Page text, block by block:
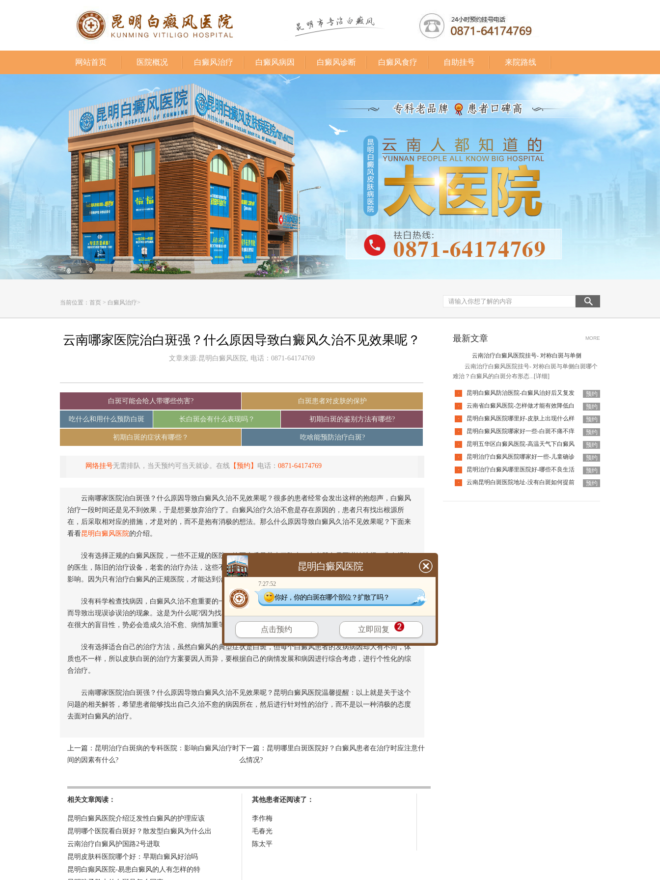
网站首页 医院概况 白癜风治疗 白癜风病因 白癜风诊断 白癜风食疗 自助挂号 来院路线
当前位置： 首页 > 白癜风治疗>
云南哪家医院治白斑强？什么原因导致白癜风久治不见效果呢？
文章来源:昆明白癜风医院, 电话：0871-64174769
白斑可能会给人带哪些伤害? 白斑患者对皮肤的保护
吃什么和用什么预防白斑 长白斑会有什么表现吗？ 初期白斑的鉴别方法有哪些?
初期白斑的症状有哪些？ 吃啥能预防治疗白斑?
网络挂号无需排队，当天预约可当天就诊。在线 【预约】 电话： 0871-64174769
云南哪家医院治白斑强？什么原因导致白癜风久治不见效果呢？很多的患者经常会发出这样的抱怨声，白癜风
治疗一段时间还是见不到效果，于是想要放弃治疗了。白癜风治疗久治不愈是存在原因的，患者只有找出根源所
在，后采取相对应的措施，才是对的，而不是抱有消极的想法。那么什么原因导致白癜风久治不见效果呢？下面来
看看昆明白癜风医院的介绍。
没有选择正规的白癜风医院，一些不正规的医院，给医疗质量带来了隐患，患者朋友需要谨慎选择。非有经验
的医生，陈旧的治疗设备，老套的治疗办法，这些不仅对白癜风的治疗没帮助，而且还会给后续的治疗带来不良的
影响。因为只有治疗白癜风的正规医院，才能达到治疗的目的。
没有科学检查找病因，白癜风久治不愈重要的一个原因就是患者没有进行规范检测，没有找准白斑发病原因，
而导致出现误诊误治的现象。这是为什么呢?因为找不到真正的致病因素，所以就不能进行对因对症治疗，治疗上存
在很大的盲目性，势必会造成久治不愈、病情加重等不良后果。
没有选择适合自己的治疗方法，虽然白癜风的典型症状是白斑，但每个白癜风患者的发病病因却大有不同，体
质也不一样，所以皮肤白斑的治疗方案要因人而异，要根据自己的病情发展和病因进行综合考虑，进行个性化的综
合治疗。
云南哪家医院治白斑强？什么原因导致白癜风久治不见效果呢？昆明白癜风医院温馨提醒：以上就是关于这个
问题的相关解答，希望患者能够找出自己久治不愈的病因所在，然后进行针对性的治疗，而不是以一种消极的态度
去面对白癜风的治疗。
上一篇： 昆明治疗白斑病的专科医院：影响白癜风治疗时
间的因素有什么?
下一篇： 昆明哪里白斑医院好？白癜风患者在治疗时应注意什
么情况?
相关文章阅读：
昆明白癜风医院介绍泛发性白癜风的护理应该
昆明哪个医院看白斑好？散发型白癜风为什么出
云南治疗白癜风护国路2号进取
昆明皮肤科医院哪个好：早期白癜风好治吗
昆明白癫风医院-易患白癜风的人有怎样的特
其他患者还阅读了：
李作梅
毛春光
陈太平
最新文章 MORE
云南治疗白癜风医院挂号- 对称白斑与单侧
云南治疗白癜风医院挂号- 对称白斑与单侧白斑哪个
难治？白癜风的白斑分布形态... [详细]
· 昆明白癜风防治医院-白癜风治好后又复发
预约
·
云南省白癜风医院-怎样做才能有效降低白
预约
·
昆明白癜风医院哪里好-皮肤上出现什么样
预约
·
昆明白癜风医院哪家好一些-白斑不痛不痒
预约
·
昆明五华区白癜风医院-高温天气下白癜风
预约
·
昆明治疗白癜风医院哪家好一些-儿童确诊
预约
·
昆明治疗白癜风哪里医院好-哪些不良生活
预约
·
云南昆明白斑医院地址-没有白斑如何提前 预约
昆明白癜风医院
7:27:52
你好，你的白斑在哪个部位？扩散了吗？
点击预约 立即回复